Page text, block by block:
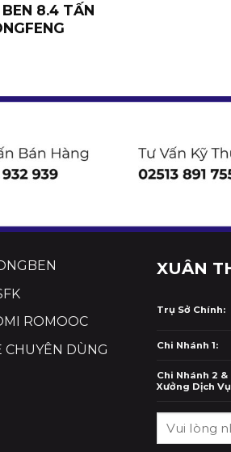
BEN 8.4 TẤN
ROMOOC
CHUYÊN DÙNG
XUÂN
Trụ Sở Chính:
Chi Nhánh 1:
Chi Nhánh 2 &
Xưởng Dịch